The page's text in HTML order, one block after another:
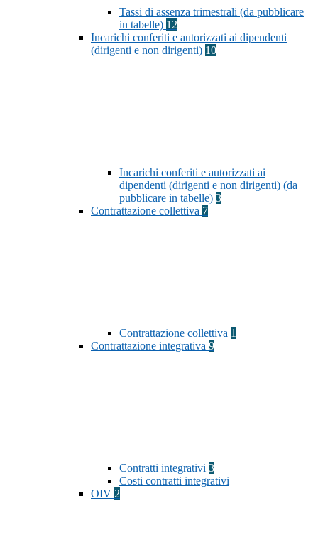
Tassi di assenza trimestrali (da pubblicare
in tabelle) 12
Incarichi conferiti e autorizzati ai dipendenti
(dirigenti e non dirigenti) 10
Incarichi conferiti e autorizzati ai
dipendenti (dirigenti e non dirigenti) (da
pubblicare in tabelle) 3
Contrattazione collettiva 7
Contrattazione collettiva 1
Contrattazione integrativa 9
Contratti integrativi 3
Costi contratti integrativi
OIV 2